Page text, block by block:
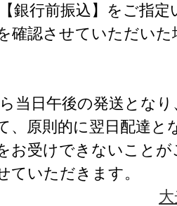
行前振込】をご指定
確認させていただいた
当日午後の発送となり
、原則的に翌日配達と
お受けできないこと
ていただきます。